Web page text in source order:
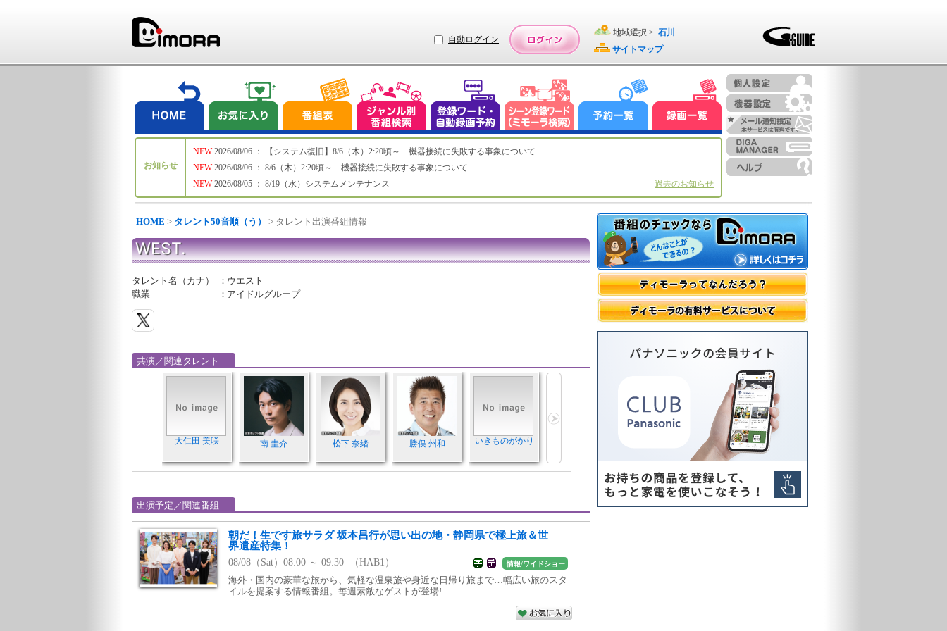
自動ログイン
地域選択 > 石川
サイトマップ
お知らせ
NEW
NEW
NEW
2026/08/06 ： 【システム復旧】8/6（木）2:20頃～ 機器接続に失敗する事象について
2026/08/06 ： 8/6（木）2:20頃～ 機器接続に失敗する事象について
2026/08/05 ： 8/19（水）システムメンテナンス
過去のお知らせ
HOME > タレント50音順（う） > タレント出演番組情報
WEST.
タレント名（カナ） ： ウエスト
職業
： アイドルグループ
共演／関連タレント
大仁田 美咲 南 圭介 松下 奈緒 勝俣 州和 いきものがかり
出演予定／関連番組
朝だ！生です旅サラダ 坂本昌行が思い出の地・静岡県で極上旅＆世
界遺産特集！
08/08（Sat）08:00 ～ 09:30 （HAB1） 情報/ワイドショー
海外・国内の豪華な旅から、気軽な温泉旅や身近な日帰り旅まで…幅広い旅のスタ
イルを提案する情報番組。毎週素敵なゲストが登場!